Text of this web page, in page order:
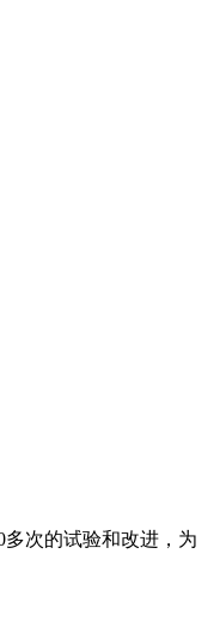
次的试验和改进，为